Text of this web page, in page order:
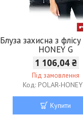
Блуза захисна з
HONEY G
1 106,04 ₴
Під замовлення
POLAR-
Купити